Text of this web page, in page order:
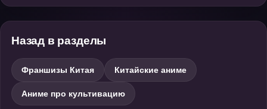
Назад в разделы
Франшизы Китая Китайские аниме
Аниме про культивацию